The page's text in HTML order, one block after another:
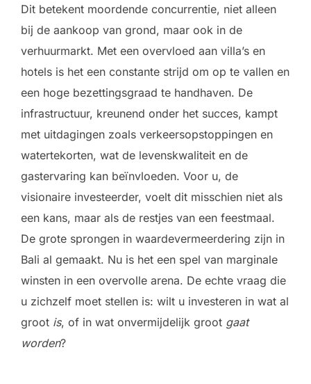
Dit betekent moordende concurrentie, niet alleen
bij de aankoop van grond, maar ook in de
verhuurmarkt. Met een overvloed aan villa’s en
hotels is het een constante strijd om op te vallen en
een hoge bezettingsgraad te handhaven. De
infrastructuur, kreunend onder het succes, kampt
met uitdagingen zoals verkeersopstoppingen en
watertekorten, wat de levenskwaliteit en de
gastervaring kan beïnvloeden. Voor u, de
visionaire investeerder, voelt dit misschien niet als
een kans, maar als de restjes van een feestmaal.
De grote sprongen in waardevermeerdering zijn in
Bali al gemaakt. Nu is het een spel van marginale
winsten in een overvolle arena. De echte vraag die
u zichzelf moet stellen is: wilt u investeren in wat al
groot is, of in wat onvermijdelijk groot gaat
worden?